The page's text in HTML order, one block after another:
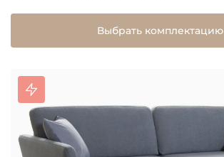
Выбрать комплектацию